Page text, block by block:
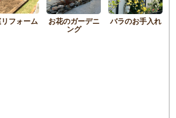
フォーム お花のガーデニ
ング
バラのお手入れ